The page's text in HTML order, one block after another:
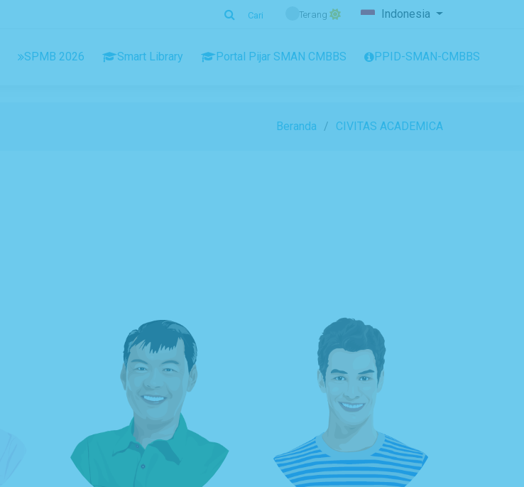
Cari Terang Indonesia
SPMB 2026 Smart Library Portal Pijar SMAN CMBBS PPID-SMAN-CMBBS
Beranda CIVITAS ACADEMICA